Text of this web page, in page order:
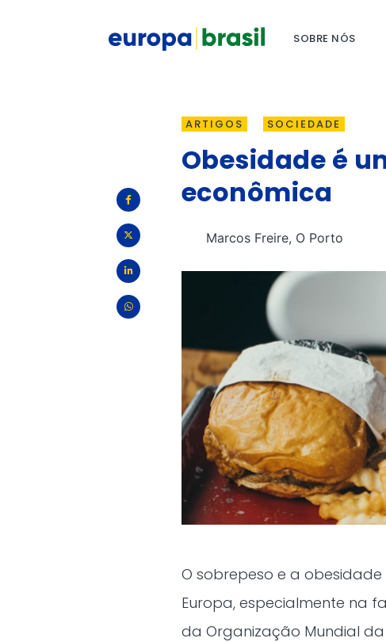
SOBRE NÓS
ARTIGOS SOCIEDADE
Obesidade é
econômica
Marcos Freire, O Porto
O sobrepeso e a
Europa, especialmente na
da Organização Mundial da